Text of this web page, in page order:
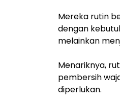
Mereka rutin
dengan
melainkan
Menariknya,
pembersih
diperlukan.